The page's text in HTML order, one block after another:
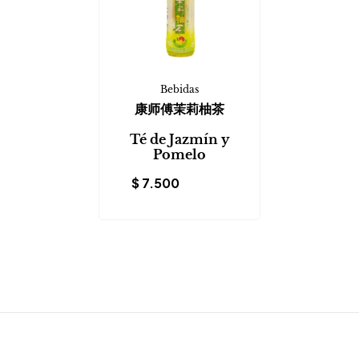
Bebidas
康师傅茉莉柚茶
Té de Jazmín y
Pomelo
$7.500